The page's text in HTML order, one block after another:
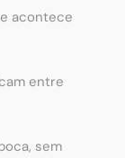
acontece
entre
sem